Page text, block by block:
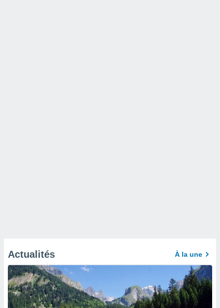
Actualités À la une